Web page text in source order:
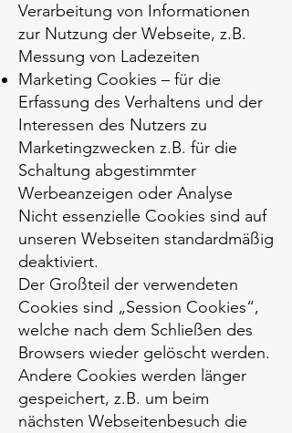
Verarbeitung von Informationen
zur Nutzung der Webseite, z.B.
Messung von Ladezeiten
Marketing Cookies – für die
Erfassung des Verhaltens und der
Interessen des Nutzers zu
Marketingzwecken z.B. für die
Schaltung abgestimmter
Werbeanzeigen oder Analyse
Nicht essenzielle Cookies sind auf
unseren Webseiten standardmäßig
deaktiviert.
Der Großteil der verwendeten
Cookies sind „Session Cookies“,
welche nach dem Schließen des
Browsers wieder gelöscht werden.
Andere Cookies werden länger
gespeichert, z.B. um beim
nächsten Webseitenbesuch die